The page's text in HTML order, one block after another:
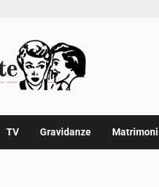
TV Gravidanze Matrimoni